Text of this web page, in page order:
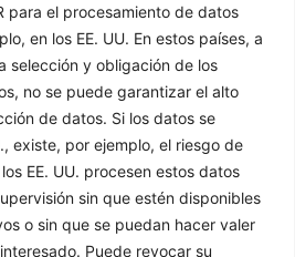
para el procesamiento de datos
en los EE. UU. En estos países, a
selección y obligación de los
no se puede garantizar el alto
de datos. Si los datos se
existe, por ejemplo, el riesgo de
EE. UU. procesen estos datos
sin que estén disponibles
o sin que se puedan hacer valer
Puede revocar su
Legal
Aviso Legal
Política de Privacidad
Política de Cookies
Condiciones Generales
de Venta
Canal Denuncias